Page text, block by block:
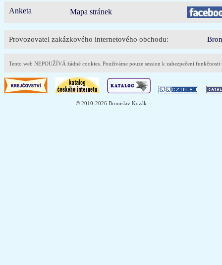
Anketa Mapa stránek
Provozovatel zakázkového internetového obchodu:
Tento web NEPOUŽÍVÁ žádné cookies. Používáme pouze session k zabezpečení
© 2010-2026 Bronislav Kozák